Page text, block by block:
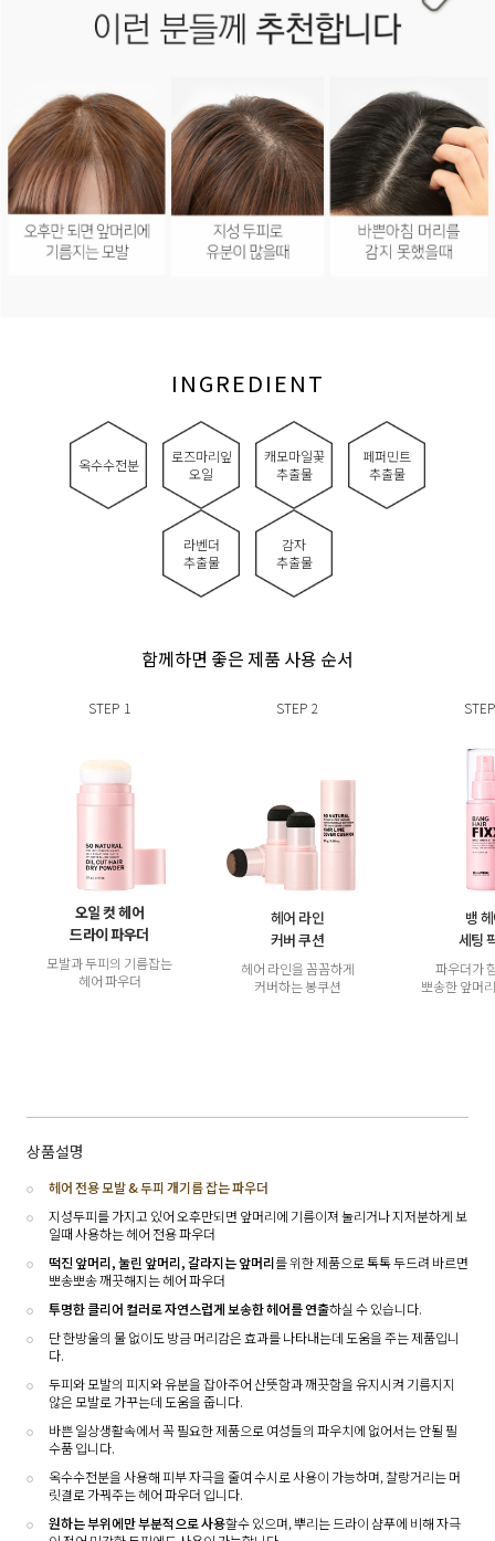
INGREDIENT
옥수수전분
로즈마리잎
오일
캐모마일꽃
추출물
페퍼민트
추출물
라벤더
추출물
감자
추출물
함께하면 좋은 제품 사용 순서
STEP 1
오일 컷 헤어
드라이 파우더
모발과 두피의 기름잡는
헤어 파우더
STEP 2
헤어 라인
커버 쿠션
헤어 라인을 꼼꼼하게
커버하는 봉쿠션
STEP
뱅
세팅
파우더가
뽀송한 앞머
상품설명
헤어 전용 모발 & 두피 개기름 잡는 파우더
지성두피를 가지고 있어 오후만되면 앞머리에 기름이져 눌리거나 지저분하게 보
일때 사용하는 헤어 전용 파우더
떡진 앞머리, 눌린 앞머리, 갈라지는 앞머리를 위한 제품으로 톡톡 두드려 바르면
뽀송뽀송 깨끗해지는 헤어 파우더
투명한 클리어 컬러로 자연스럽게 보송한 헤어를 연출하실 수 있습니다.
단 한방울의 물 없이도 방금 머리감은 효과를 나타내는데 도움을 주는 제품입니
다.
두피와 모발의 피지와 유분을 잡아주어 산뜻함과 깨끗함을 유지시켜 기름지지
않은 모발로 가꾸는데 도움을 줍니다.
바쁜 일상생활속에서 꼭 필요한 제품으로 여성들의 파우치에 없어서는 안될 필
수품 입니다.
옥수수전분을 사용해 피부 자극을 줄여 수시로 사용이 가능하며, 찰랑거리는 머
릿결로 가꿔주는 헤어 파우더 입니다.
원하는 부위에만 부분적으로 사용할수 있으며, 뿌리는 드라이 샴푸에 비해 자극